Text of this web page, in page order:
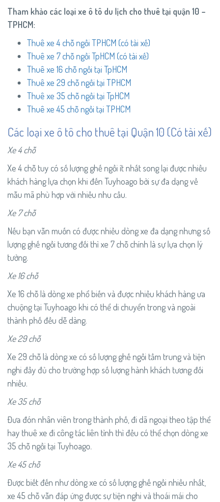
Tham khảo các loại xe ô tô du lịch cho thuê tại quận 10 –
TPHCM:
Thuê xe 4 chỗ ngồi TPHCM (có tài xế)
Thuê xe 7 chỗ ngồi TpHCM (có tài xế)
Thuê xe 16 chỗ ngồi tại TpHCM
Thuê xe 29 chỗ ngồi tại TPHCM
Thuê xe 35 chỗ ngồi tại TpHCM
Thuê xe 45 chỗ ngồi tại TPHCM
Các loại xe ô tô cho thuê tại Quận 10 (Có tài xế)
Xe 4 chỗ
Xe 4 chỗ tuy có số lượng ghế ngồi ít nhất song lại được nhiều
khách hàng lựa chọn khi đến Tuyhoago bởi sự đa dạng về
mẫu mã phù hợp với nhiều nhu cầu.
Xe 7 chỗ
Nếu bạn vẫn muốn có được nhiều dòng xe đa dạng nhưng số
lượng ghế ngồi tương đối thì xe 7 chỗ chính là sự lựa chọn lý
tưởng.
Xe 16 chỗ
Xe 16 chỗ là dòng xe phổ biến và được nhiều khách hàng ưa
chuộng tại Tuyhoago khi có thể di chuyển trong và ngoài
thành phố đều dễ dàng.
Xe 29 chỗ
Xe 29 chỗ là dòng xe có số lượng ghế ngồi tầm trung và tiện
nghi đầy đủ cho trường hợp số lượng hành khách tương đối
nhiều.
Xe 35 chỗ
Đưa đón nhân viên trong thành phố, đi dã ngoại theo tập thể
hay thuê xe đi công tác liên tỉnh thì đều có thể chọn dòng xe
35 chỗ ngồi tại Tuyhoago.
Xe 45 chỗ
Được biết đến như dòng xe có số lượng ghế ngồi nhiều nhất,
xe 45 chỗ vẫn đáp ứng được sự tiện nghi và thoái mái cho